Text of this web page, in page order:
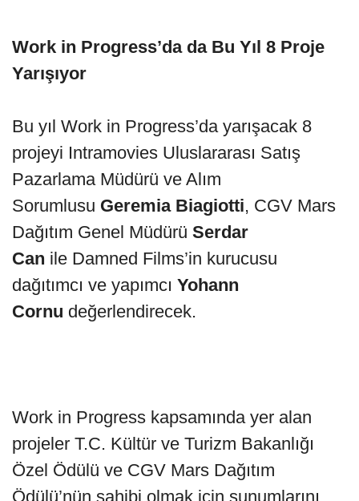
Work in Progress’da da Bu Yıl 8 Proje
Yarışıyor
Bu yıl Work in Progress’da yarışacak 8
projeyi Intramovies Uluslararası Satış
Pazarlama Müdürü ve Alım
Sorumlusu Geremia Biagiotti, CGV Mars
Dağıtım Genel Müdürü Serdar
Can ile Damned Films’in kurucusu
dağıtımcı ve yapımcı Yohann
Cornu değerlendirecek.
Work in Progress kapsamında yer alan
projeler T.C. Kültür ve Turizm Bakanlığı
Özel Ödülü ve CGV Mars Dağıtım
Ödülü’nün sahibi olmak için sunumlarını